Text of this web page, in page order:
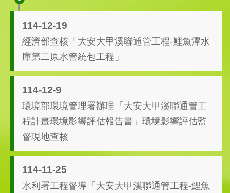
114-12-19
經濟部查核「大安大甲溪聯通管工程-鯉魚潭水
庫第二原水管統包工程」
114-12-9
環境部環境管理署辦理「大安大甲溪聯通管工
程計畫環境影響評估報告書」環境影響評估監
督現地查核
114-11-25
水利署工程督導「大安大甲溪聯通管工程-鯉魚